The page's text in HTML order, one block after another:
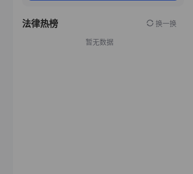
法律热榜 换一换
暂无数据